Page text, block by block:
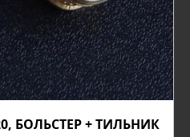
БОЛЬСТЕР + ТИЛЬНИК